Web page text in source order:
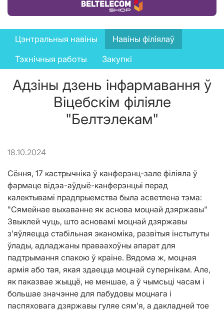
Купіць тавар
News
menu
Цэнтральныя навіны
Навіны філіялаў
Тэхнічныя работы
Закупкі
Адзіны дзень інфармавання ў
Віцебскім філіяле
"Белтэлекам"
18.10.2024
Сёння, 17 кастрычніка ў канферэнц-зале філіяла ў
фармаце відэа-аўдыё-канферэнцыі перад
калектывамі прадпрыемства была асветлена тэма:
"Сямейнае выхаванне як аснова моцнай дзяржавы"
Звыклей чуць, што асновамі моцнай дзяржавы
з'яўляецца стабільная эканоміка, развітыя інстытуты
ўлады, адладжаны праваахоўны апарат для
падтрымання спакою ў краіне. Вядома ж, моцная
армія або тая, якая здаецца моцнай супернікам. Але,
як паказвае жыццё, не меншае, а ў чымсьці часам і
большае значэнне для пабудовы моцнага і
паспяховага дзяржавы гуляе сям'я, а дакладней тое